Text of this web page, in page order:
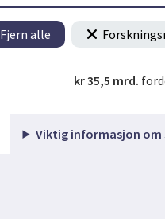
Fjern alle
kr 35,5 mrd.
Viktig informasjon om